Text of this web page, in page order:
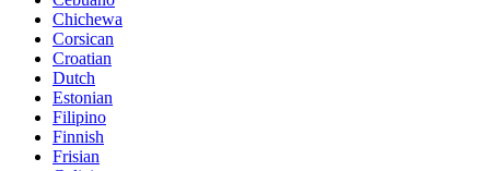
Chichewa
Corsican
Croatian
Dutch
Estonian
Filipino
Finnish
Frisian